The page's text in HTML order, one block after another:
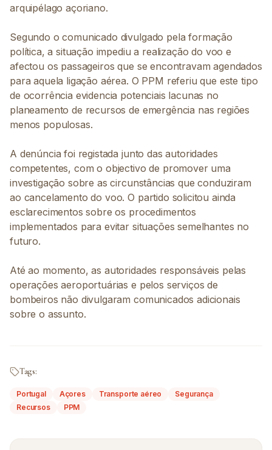
arquipélago açoriano.
Segundo o comunicado divulgado pela formação
política, a situação impediu a realização do voo e
afectou os passageiros que se encontravam agendados
para aquela ligação aérea. O PPM referiu que este tipo
de ocorrência evidencia potenciais lacunas no
planeamento de recursos de emergência nas regiões
menos populosas.
A denúncia foi registada junto das autoridades
competentes, com o objectivo de promover uma
investigação sobre as circunstâncias que conduziram
ao cancelamento do voo. O partido solicitou ainda
esclarecimentos sobre os procedimentos
implementados para evitar situações semelhantes no
futuro.
Até ao momento, as autoridades responsáveis pelas
operações aeroportuárias e pelos serviços de
bombeiros não divulgaram comunicados adicionais
sobre o assunto.
Tags:
Portugal Açores Transporte aéreo
Segurança
Recursos
PPM